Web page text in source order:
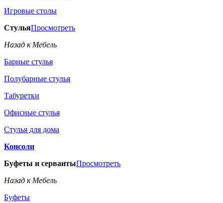
Игровые столы
СтульяПросмотреть
Назад к Мебель
Барные стулья
Полубарные стулья
Табуретки
Офисные стулья
Стулья для дома
Консоли
Буфеты и сервантыПросмотреть
Назад к Мебель
Буфеты